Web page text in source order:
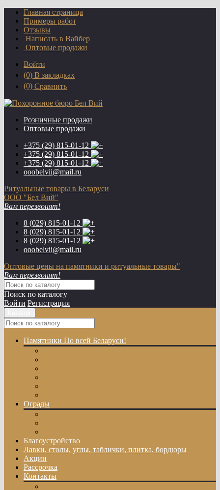
Главная страница
Примеры работ
Отзывы
Написать в Вайбер
Оптовые продажи
Войти
(0) В закладках
(0) Сравнить
Розничные продажи
Оптовые продажи
+375 (29) 815-01-12
+375 (29) 815-01-12
+375 (29) 815-01-12
ooobelvii@mail.ru
Ритуальные товары в Беларуси
ООО "Бел Вий"
Вам перезвонят!
8 (029) 815-01-12
8 (029) 815-01-12
8 (029) 815-01-12
ooobelvii@mail.ru
Оптовые цены на памятники и ритуальные товары"
Вам перезвонят!
Поиск по каталогу
Войти Регистрация
Памятники По всей Беларуси!
Ограды
Благоустройство
Лавки, столы, углы, таблички, плитка, бордюры
Акции
Рассрочка
Контакты